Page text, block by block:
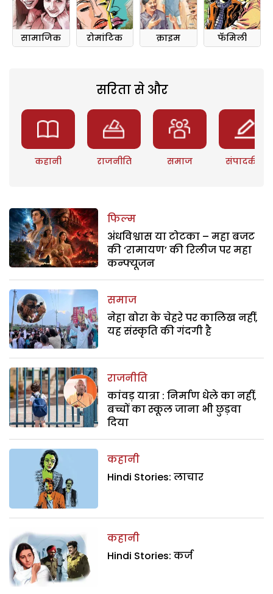
सामाजिक रोमांटिक क्राइम फॅमिली
सरिता से और
कहानी राजनीति समाज संपादकीय
फिल्म
अंधविश्वास या टोटका – महा बजट
की ‘रामायण’ की रिलीज पर महा
कन्फ्यूजन
समाज
नेहा बोरा के चेहरे पर कालिख नहीं,
यह संस्कृति की गंदगी है
राजनीति
कांवड़ यात्रा : निर्माण धेले का नहीं,
बच्चों का स्कूल जाना भी छुड़वा
दिया
कहानी
Hindi Stories: लाचार
कहानी
Hindi Stories: कर्ज